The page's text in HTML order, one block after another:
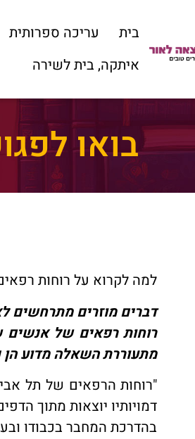
בית עריכה ספרותית
איתקה, בית לשירה
בואו
למה לקרוא על רוחות
דברים מוזרים מתרחשים
רוחות רפאים של אנשים
מתעוררת השאלה מדוע הן
"רוחות הרפאים של תל
דמויותיו יוצאות מתוך
בהדרכת המחבר בכבודו